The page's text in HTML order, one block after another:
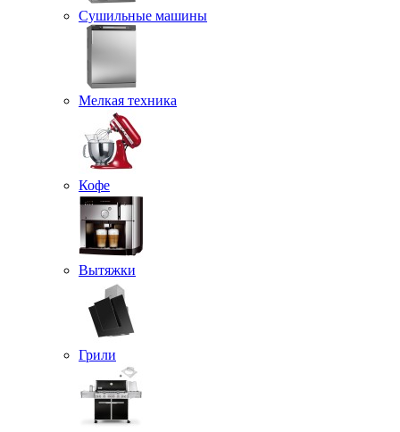
Сушильные машины
Мелкая техника
Кофе
Вытяжки
Грили